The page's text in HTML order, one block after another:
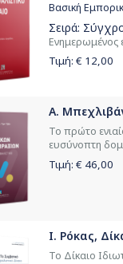
Βασική
Σειρά:
Ενημερωμένος
Τιμή: € 12,00
Α.
Το πρώτο
ευσύνοπτη
Τιμή: € 46,00
Ι. Ρόκας,
Το Δίκαιο